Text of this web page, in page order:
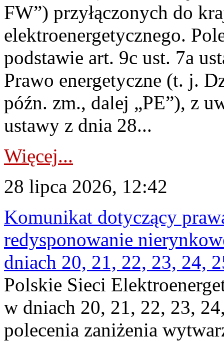
FW”) przyłączonych do
elektroenergetycznego.
podstawie art. 9c ust. 7a
Prawo energetyczne (t. j.
późn. zm., dalej „PE”), z
ustawy z dnia 28...
Więcej...
28 lipca 2026, 12:42
Komunikat dotyczący
redysponowanie
dniach 20, 21, 22, 23, 24,
Polskie Sieci
w dniach 20, 21, 22, 23,
polecenia zaniżenia